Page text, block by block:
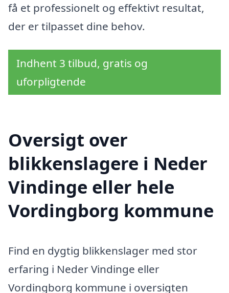
få et professionelt og effektivt resultat,
der er tilpasset dine behov.
Indhent 3 tilbud, gratis og
uforpligtende
Oversigt over
blikkenslagere i Neder
Vindinge eller hele
Vordingborg kommune
Find en dygtig blikkenslager med stor
erfaring i Neder Vindinge eller
Vordingborg kommune i oversigten